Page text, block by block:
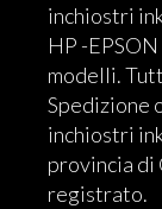
inchiostri
HP -
modelli.
Spedizione
inchiostri
provincia di
registrato.